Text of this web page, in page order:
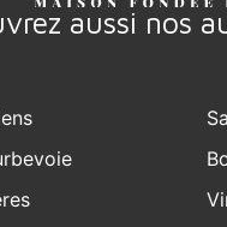
aussi nos